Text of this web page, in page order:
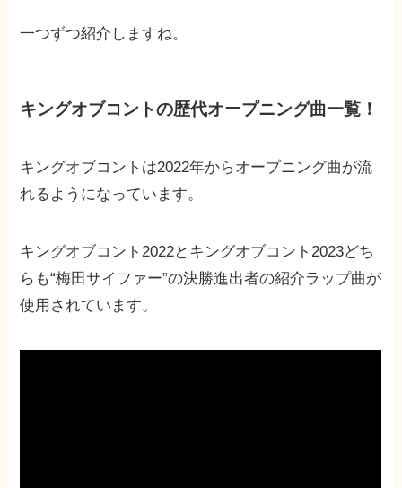
一つずつ紹介しますね。
キングオブコントの歴代オープニング曲一覧！
キングオブコントは2022年からオープニング曲が流
れるようになっています。
キングオブコント2022とキングオブコント2023どち
らも“梅田サイファー”の決勝進出者の紹介ラップ曲が
使用されています。